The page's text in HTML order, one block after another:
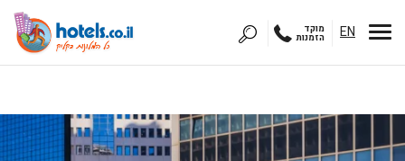
EN מוקד
הזמנות